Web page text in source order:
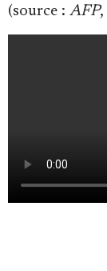
(source : AFP,